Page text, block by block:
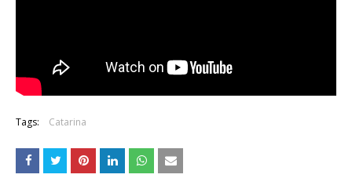
Tags: Catarina